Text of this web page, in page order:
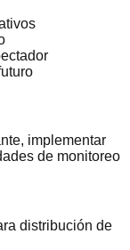
implementar
de monitoreo
distribución de